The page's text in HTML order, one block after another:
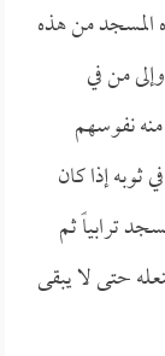
المسجد من هذه
من في
نفوسهم
ثوبه إذا كان
ترابياً ثم
حتى لا يبقى